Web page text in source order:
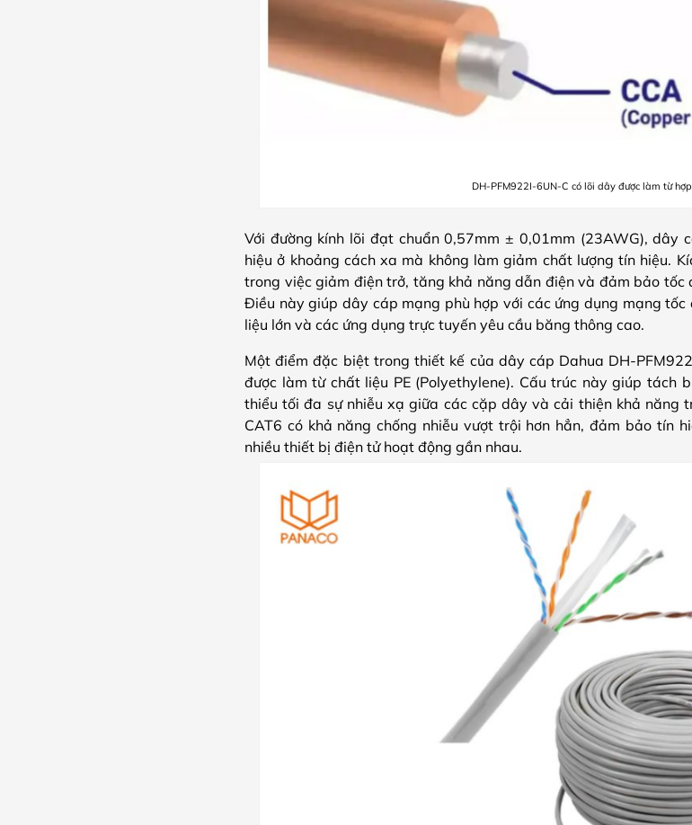
DH-PFM922I-6UN-C có lõi dây được làm từ
Với đường kính lõi đạt chuẩn 0,57mm ± 0,01mm (23AWG), dây
hiệu ở khoảng cách xa mà không làm giảm chất lượng tín hiệu.
trong việc giảm điện trở, tăng khả năng dẫn điện và đảm bảo
Điều này giúp dây cáp mạng phù hợp với các ứng dụng mạng
liệu lớn và các ứng dụng trực tuyến yêu cầu băng thông cao.
Một điểm đặc biệt trong thiết kế của dây cáp Dahua DH-
được làm từ chất liệu PE (Polyethylene). Cấu trúc này giúp tách
thiểu tối đa sự nhiễu xạ giữa các cặp dây và cải thiện khả năng
CAT6 có khả năng chống nhiễu vượt trội hơn hẳn, đảm bảo tín
nhiều thiết bị điện tử hoạt động gần nhau.